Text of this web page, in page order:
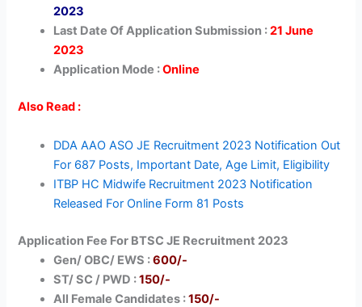
2023
Last Date Of Application Submission :21 June
2023
Application Mode :Online
Also Read :
DDA AAO ASO JE Recruitment 2023 Notification Out
For 687 Posts, Important Date, Age Limit, Eligibility
ITBP HC Midwife Recruitment 2023 Notification
Released For Online Form 81 Posts
Application Fee For BTSC JE Recruitment 2023
Gen/ OBC/ EWS :600/-
ST/ SC / PWD :150/-
All Female Candidates :150/-